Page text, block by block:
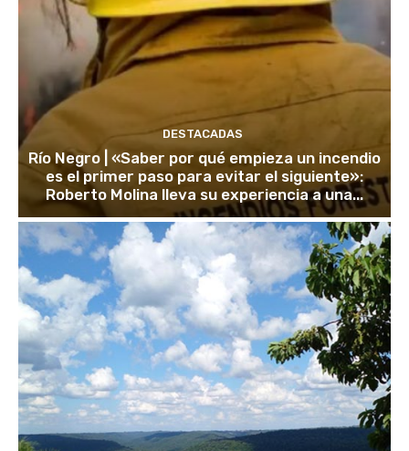
DESTACADAS
Río Negro | «Saber por qué empieza un incendio
es el primer paso para evitar el siguiente»:
Roberto Molina lleva su experiencia a una...